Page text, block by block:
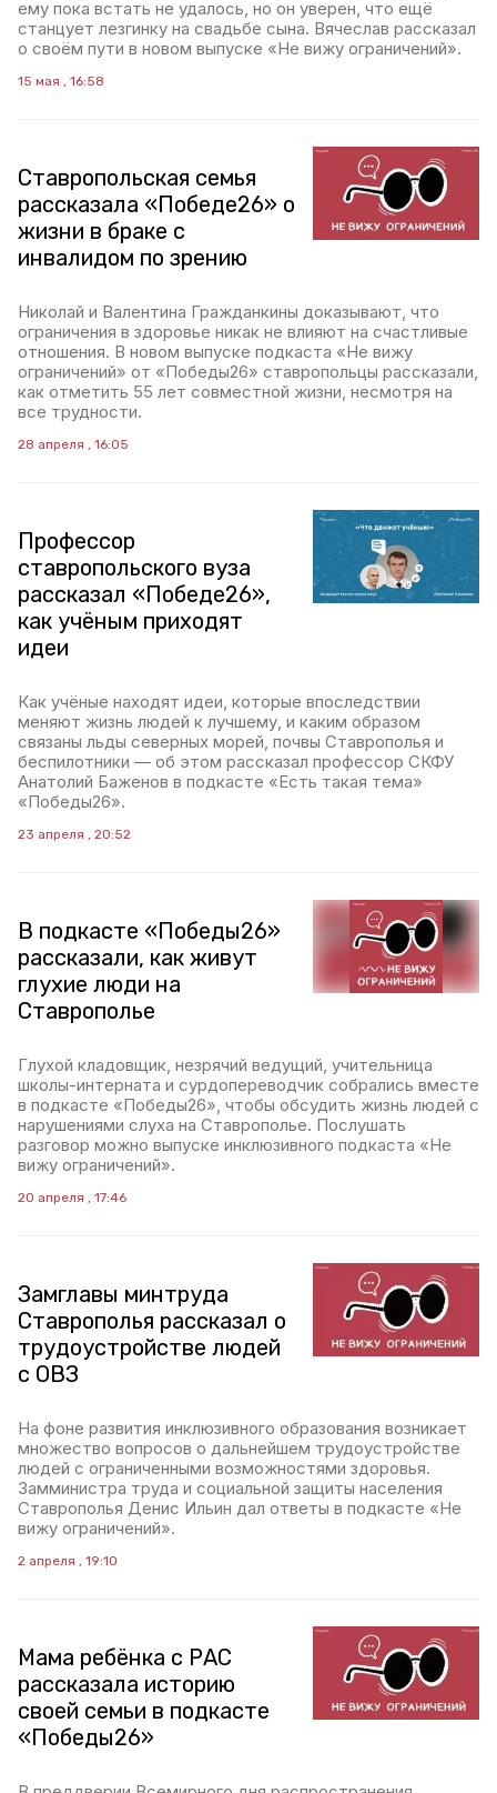
ему пока встать не удалось, но он уверен, что ещё
станцует лезгинку на свадьбе сына. Вячеслав рассказал
о своём пути в новом выпуске «Не вижу ограничений».
15 мая , 16:58
Ставропольская семья
рассказала «Победе26» о
жизни в браке с
инвалидом по зрению
Николай и Валентина Гражданкины доказывают, что
ограничения в здоровье никак не влияют на счастливые
отношения. В новом выпуске подкаста «Не вижу
ограничений» от «Победы26» ставропольцы рассказали,
как отметить 55 лет совместной жизни, несмотря на
все трудности.
28 апреля , 16:05
Профессор
ставропольского вуза
рассказал «Победе26»,
как учёным приходят
идеи
Как учёные находят идеи, которые впоследствии
меняют жизнь людей к лучшему, и каким образом
связаны льды северных морей, почвы Ставрополья и
беспилотники — об этом рассказал профессор СКФУ
Анатолий Баженов в подкасте «Есть такая тема»
«Победы26».
23 апреля , 20:52
В подкасте «Победы26»
рассказали, как живут
глухие люди на
Ставрополье
Глухой кладовщик, незрячий ведущий, учительница
школы-интерната и сурдопереводчик собрались вместе
в подкасте «Победы26», чтобы обсудить жизнь людей с
нарушениями слуха на Ставрополье. Послушать
разговор можно выпуске инклюзивного подкаста «Не
вижу ограничений».
20 апреля , 17:46
Замглавы минтруда
Ставрополья рассказал о
трудоустройстве людей
с ОВЗ
На фоне развития инклюзивного образования возникает
множество вопросов о дальнейшем трудоустройстве
людей с ограниченными возможностями здоровья.
Замминистра труда и социальной защиты населения
Ставрополья Денис Ильин дал ответы в подкасте «Не
вижу ограничений».
2 апреля , 19:10
Мама ребёнка с РАС
рассказала историю
своей семьи в подкасте
«Победы26»